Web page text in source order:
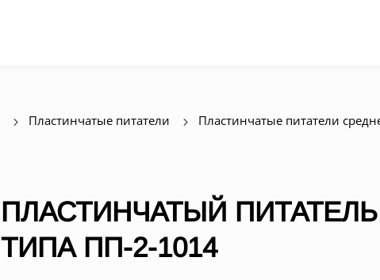
Пластинчатые питатели Пластинчатые питатели
ПЛАСТИНЧАТЫЙ
ТИПА ПП-2-1014